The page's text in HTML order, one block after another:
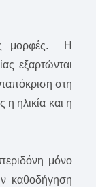
μορφές. Η
εξαρτώνται
στη
ηλικία και η
μόνο
καθοδήγηση